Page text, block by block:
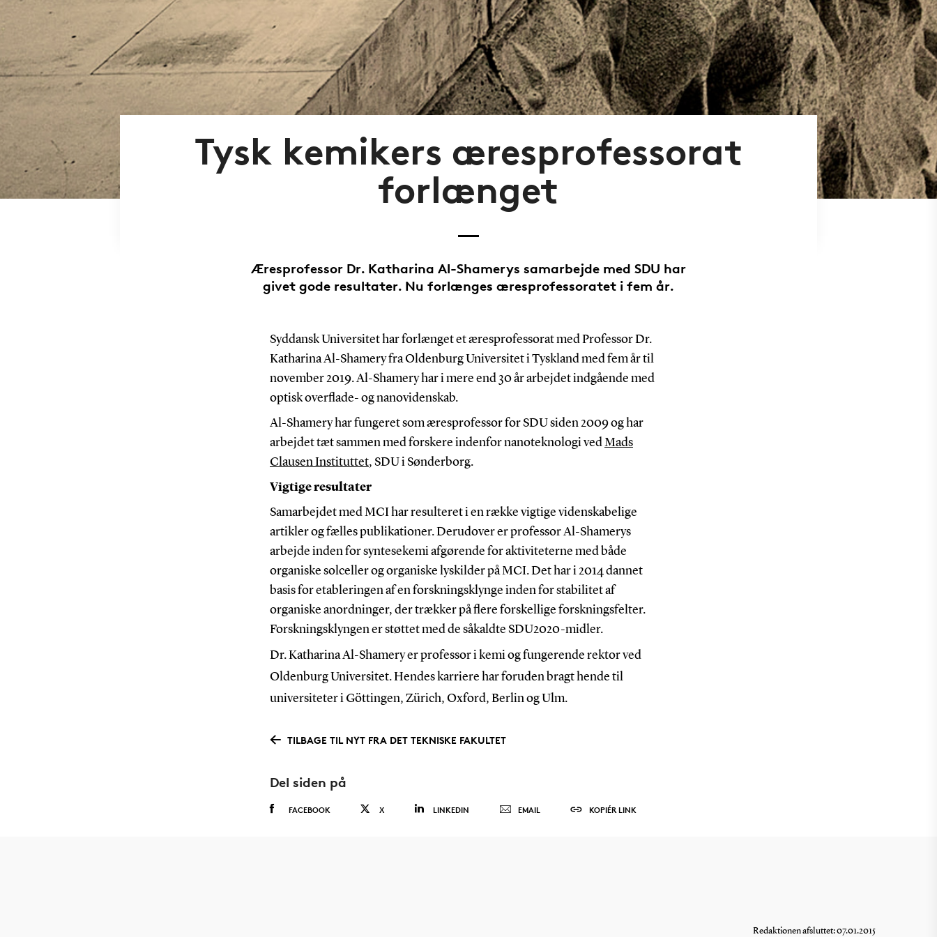
Tysk kemikers æresprofessorat
forlænget
Æresprofessor Dr. Katharina Al-Shamerys samarbejde med SDU har
givet gode resultater. Nu forlænges æresprofessoratet i fem år.
Syddansk Universitet har forlænget et æresprofessorat med Professor Dr.
Katharina Al-Shamery fra Oldenburg Universitet i Tyskland med fem år til
november 2019. Al-Shamery har i mere end 30 år arbejdet indgående med
optisk overflade- og nanovidenskab.
Al-Shamery har fungeret som æresprofessor for SDU siden 2009 og har
arbejdet tæt sammen med forskere indenfor nanoteknologi ved Mads
Clausen Instituttet, SDU i Sønderborg.
Vigtige resultater
Samarbejdet med MCI har resulteret i en række vigtige videnskabelige
artikler og fælles publikationer. Derudover er professor Al-Shamerys
arbejde inden for syntesekemi afgørende for aktiviteterne med både
organiske solceller og organiske lyskilder på MCI. Det har i 2014 dannet
basis for etableringen af en forskningsklynge inden for stabilitet af
organiske anordninger, der trækker på flere forskellige forskningsfelter.
Forskningsklyngen er støttet med de såkaldte SDU2020-midler.
Dr. Katharina Al-Shamery er professor i kemi og fungerende rektor ved
Oldenburg Universitet. Hendes karriere har foruden bragt hende til
universiteter i Göttingen, Zürich, Oxford, Berlin og Ulm.
TILBAGE TIL NYT FRA DET TEKNISKE FAKULTET
Del siden på
FACEBOOK X LINKEDIN EMAIL KOPIÉR LINK
Redaktionen afsluttet: 07.01.2015